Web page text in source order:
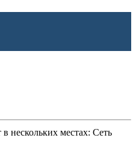
нескольких местах: Сеть